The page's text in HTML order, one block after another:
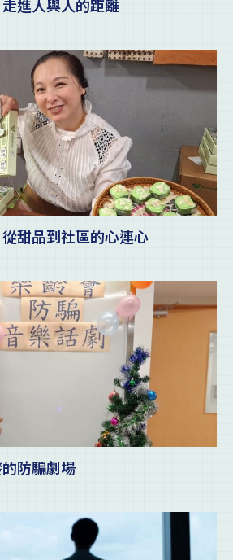
進人與人的距離
甜品到社區的心連心
防騙劇場